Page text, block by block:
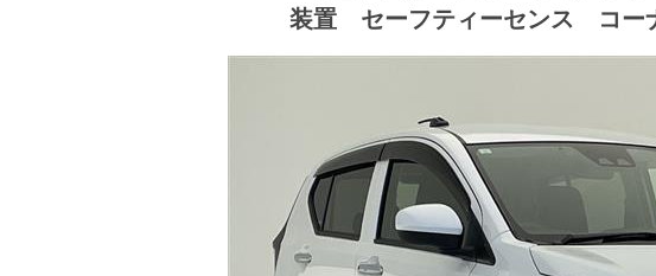
装置 セーフティーセンス コー